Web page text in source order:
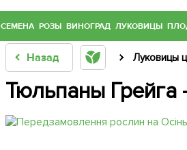
СЕМЕНА РОЗЫ ВИНОГРАД ЛУКОВИЦЫ
Назад Луковицы
Тюльпаны Грейга